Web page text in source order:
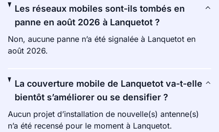
Les réseaux mobiles sont-ils tombés en
panne en août 2026 à Lanquetot ?
Non, aucune panne n’a été signalée à Lanquetot en
août 2026.
La couverture mobile de Lanquetot va-t-elle
bientôt s’améliorer ou se densifier ?
Aucun projet d’installation de nouvelle(s) antenne(s)
n’a été recensé pour le moment à Lanquetot.